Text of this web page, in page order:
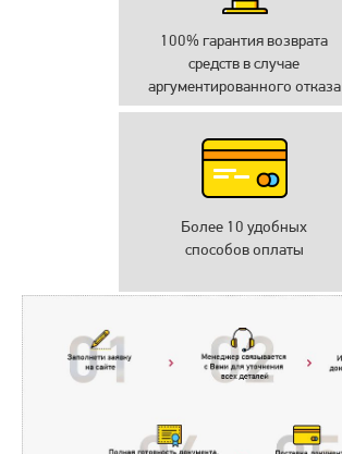
100% гарантия возврата
средств в случае
аргументированного отказа
Более 10 удобных
способов оплаты